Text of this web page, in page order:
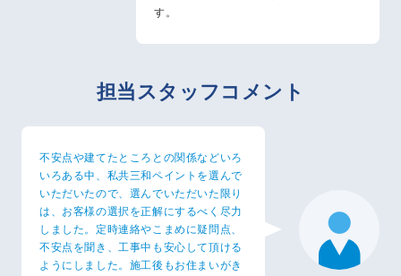
す。
担当スタッフコメント
不安点や建てたところとの関係などいろ
いろある中、私共三和ペイントを選んで
いただいたので、選んでいただいた限り
は、お客様の選択を正解にするべく尽力
しました。定時連絡やこまめに疑問点、
不安点を聞き、工事中も安心して頂ける
ようにしました。施工後もお住まいがき